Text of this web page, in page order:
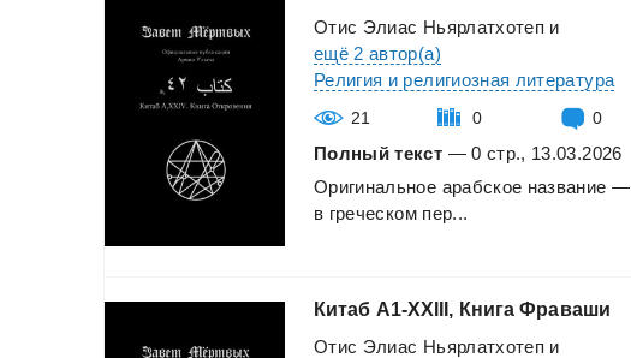
Отис Элиас Ньярлатхотеп и
ещё 2 автор(а)
Религия и религиозная литература
21 0 0
Полный текст — 0 стр., 13.03.2026
Оригинальное арабское название —
в греческом пер...
Китаб A1-XXIII, Книга Фраваши
Отис Элиас Ньярлатхотеп и